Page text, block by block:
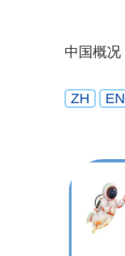
中国概况
ZH EN